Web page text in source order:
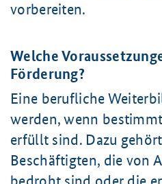
vorbereiten.
Welche
Förderung?
Eine berufliche
werden, wenn
erfüllt sind. Dazu
Beschäftigten, die von